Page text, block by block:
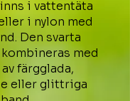
i vattentäta
i nylon med
Den svarta
med
färgglada,
eller glittriga